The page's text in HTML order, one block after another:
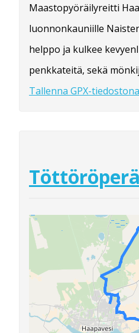
Maastopyöräilyreitti
luonnonkauniille
helppo ja kulkee
penkkateitä, sekä
Tallenna GPX-tiedostona
Töttöröperä